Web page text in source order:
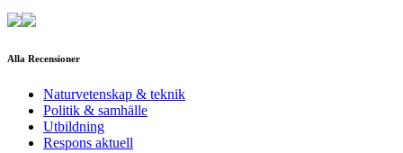
Alla Recensioner
Naturvetenskap & teknik
Politik & samhälle
Utbildning
Respons aktuell